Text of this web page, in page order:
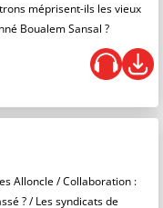
méprisent-ils les vieux
Boualem Sansal ?
Alloncle / Collaboration :
? / Les syndicats de